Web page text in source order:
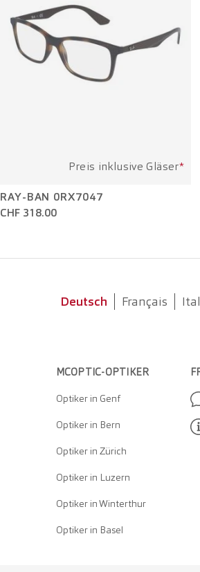
Preis inklusive Gläser*
RAY-BAN 0RX7047
CHF 318.00
Deutsch Français
MCOPTIC-OPTIKER
Optiker in Genf
Optiker in Bern
Optiker in Zürich
Optiker in Luzern
Optiker in Winterthur
Optiker in Basel